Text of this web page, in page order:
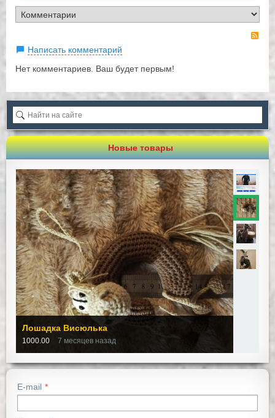
Написать комментарий
Нет комментариев. Ваш будет первым!
Новые товары
Лошадка Висюлька
1000.00 7 месяцев назад
E-mail